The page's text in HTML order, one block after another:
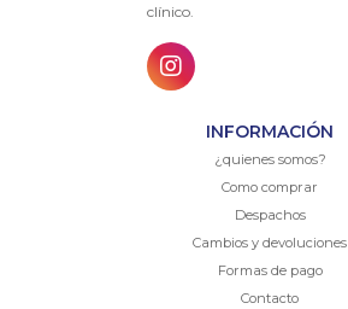
clínico.
INFORMACIÓN
¿quienes somos?
Como comprar
Despachos
Cambios y devoluciones
Formas de pago
Contacto